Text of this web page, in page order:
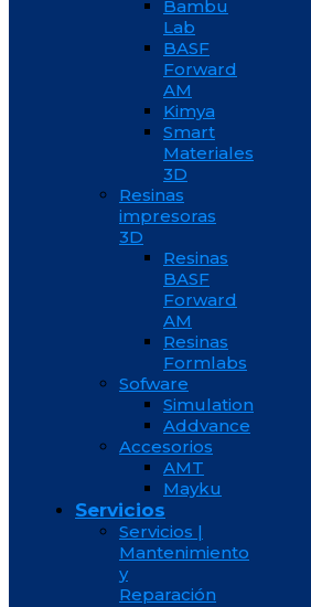
Bambu
Lab
BASF
Forward
AM
Kimya
Smart
Materiales
3D
Resinas
impresoras
3D
Resinas
BASF
Forward
AM
Resinas
Formlabs
Sofware
Simulation
Addvance
Accesorios
AMT
Mayku
Servicios
Servicios |
Mantenimiento
y
Reparación